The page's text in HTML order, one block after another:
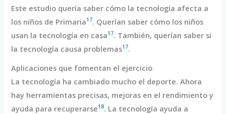
Este estudio quería saber cómo la tecnología afecta a
los niños de Primaria17. Querían saber cómo los niños
usan la tecnología en casa17. También, querían saber si
la tecnología causa problemas17.
Aplicaciones que fomentan el ejercicio
La tecnología ha cambiado mucho el deporte. Ahora
hay herramientas precisas, mejoras en el rendimiento y
ayuda para recuperarse18. La tecnología ayuda a